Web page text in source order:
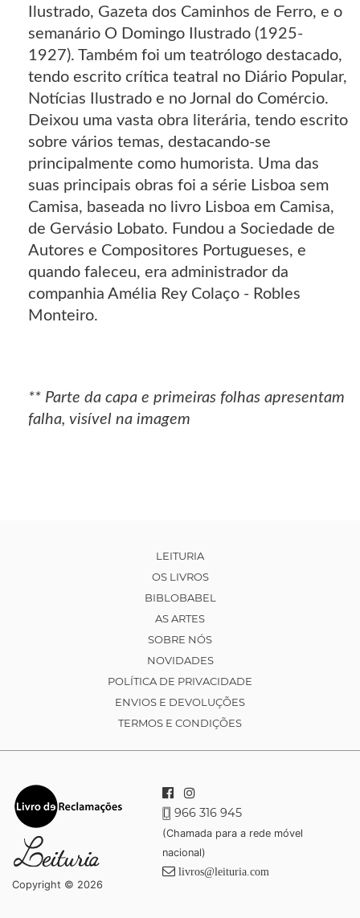
Ilustrado, Gazeta dos Caminhos de Ferro, e o
semanário O Domingo Ilustrado (1925-
1927). Também foi um teatrólogo destacado,
tendo escrito crítica teatral no Diário Popular,
Notícias Ilustrado e no Jornal do Comércio.
Deixou uma vasta obra literária, tendo escrito
sobre vários temas, destacando-se
principalmente como humorista. Uma das
suas principais obras foi a série Lisboa sem
Camisa, baseada no livro Lisboa em Camisa,
de Gervásio Lobato. Fundou a Sociedade de
Autores e Compositores Portugueses, e
quando faleceu, era administrador da
companhia Amélia Rey Colaço - Robles
Monteiro.
** Parte da capa e primeiras folhas apresentam
falha, visível na imagem
LEITURIA
OS LIVROS
BIBLOBABEL
AS ARTES
SOBRE NÓS
NOVIDADES
POLÍTICA DE PRIVACIDADE
ENVIOS E DEVOLUÇÕES
TERMOS E CONDIÇÕES
Copyright © 2026
966 316 945
(Chamada para a rede móvel
nacional)
livros@leituria.com